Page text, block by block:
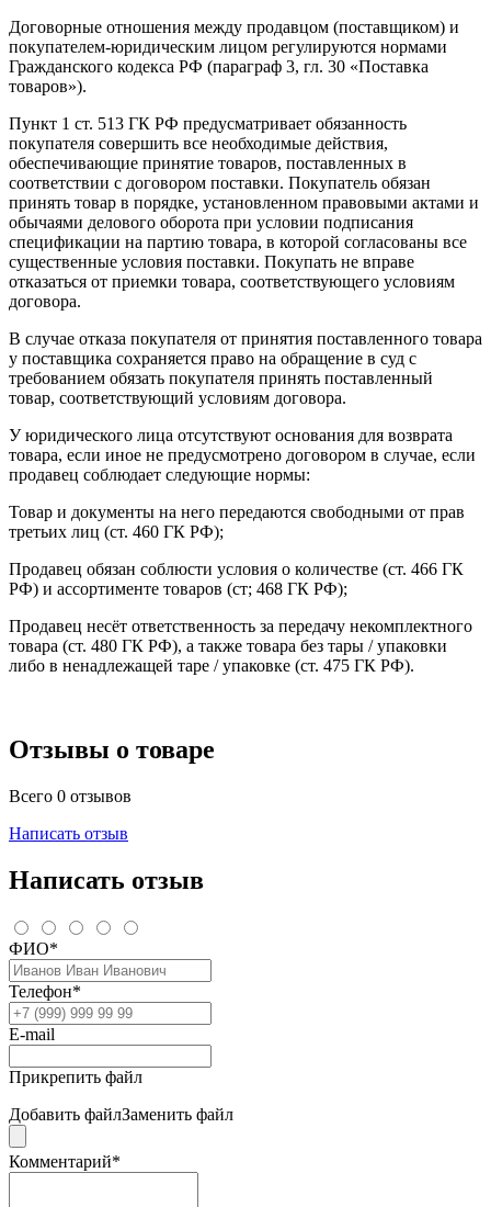
Договорные отношения между продавцом (поставщиком) и
покупателем-юридическим лицом регулируются нормами
Гражданского кодекса РФ (параграф 3, гл. 30 «Поставка
товаров»).
Пункт 1 ст. 513 ГК РФ предусматривает обязанность
покупателя совершить все необходимые действия,
обеспечивающие принятие товаров, поставленных в
соответствии с договором поставки. Покупатель обязан
принять товар в порядке, установленном правовыми актами и
обычаями делового оборота при условии подписания
спецификации на партию товара, в которой согласованы все
существенные условия поставки. Покупать не вправе
отказаться от приемки товара, соответствующего условиям
договора.
В случае отказа покупателя от принятия поставленного товара
у поставщика сохраняется право на обращение в суд с
требованием обязать покупателя принять поставленный
товар, соответствующий условиям договора.
У юридического лица отсутствуют основания для возврата
товара, если иное не предусмотрено договором в случае, если
продавец соблюдает следующие нормы:
Товар и документы на него передаются свободными от прав
третьих лиц (ст. 460 ГК РФ);
Продавец обязан соблюсти условия о количестве (ст. 466 ГК
РФ) и ассортименте товаров (ст; 468 ГК РФ);
Продавец несёт ответственность за передачу некомплектного
товара (ст. 480 ГК РФ), а также товара без тары / упаковки
либо в ненадлежащей таре / упаковке (ст. 475 ГК РФ).
Отзывы о товаре
Всего 0 отзывов
Написать отзыв
Написать отзыв
ФИО*
Телефон*
E-mail
Прикрепить файл
Добавить файлЗаменить файл
Комментарий*